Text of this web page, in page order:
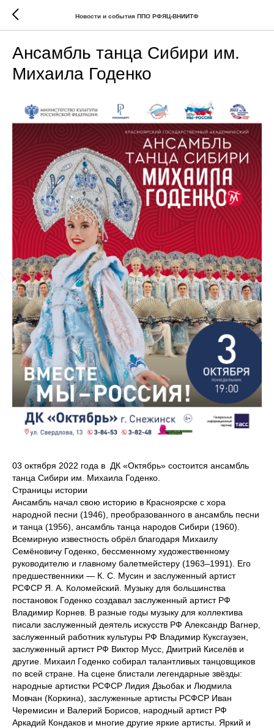
Новости и события ППО РФЯЦ-ВНИИТФ
Ансамбль танца Сибири им.
Михаила Годенко
03 октября 2022 года в ДК «Октябрь» состоится ансамбль
танца Сибири им. Михаила Годенко.
Страницы истории
Ансамбль начал свою историю в Красноярске с хора
народной песни (1946), преобразованного в ансамбль песни
и танца (1956), ансамбль танца народов Сибири (1960).
Всемирную известность обрёл благодаря Михаилу
Семёновичу Годенко, бессменному художественному
руководителю и главному балетмейстеру (1963–1991). Его
предшественники — К. С. Мусин и заслуженный артист
РСФСР Я. А. Коломейский. Музыку для большинства
постановок Годенко создавал заслуженный артист РФ
Владимир Корнев. В разные годы музыку для коллектива
писали заслуженный деятель искусств РФ Александр Вагнер,
заслуженный работник культуры РФ Владимир Куксгаузен,
заслуженный артист РФ Виктор Мусс, Дмитрий Киселёв и
другие. Михаил Годенко собирал талантливых танцовщиков
по всей стране. На сцене блистали легендарные звёзды:
народные артистки РСФСР Лидия Дзьобак и Людмила
Мовчан (Коркина), заслуженные артисты РСФСР Иван
Черемисин и Валерий Борисов, народный артист РФ
Аркадий Кондаков и многие другие яркие артисты. Яркий и